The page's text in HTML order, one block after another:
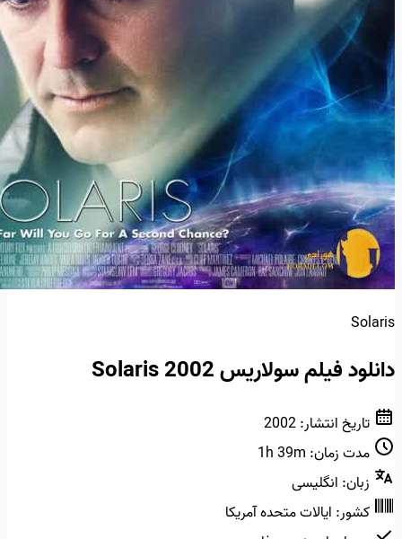
Solaris
دانلود فیلم سولاریس Solaris 2002
تاریخ انتشار:2002
مدت زمان: 1h 39m
زبان: انگلیسی
کشور: ایالات متحده آمریکا